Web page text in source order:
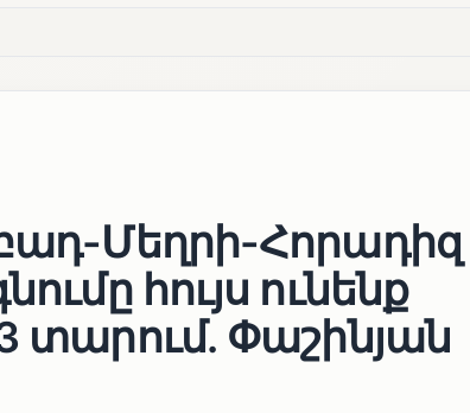
Մեղրի-Հորադիզ
հույս ունենք
Փաշինյան